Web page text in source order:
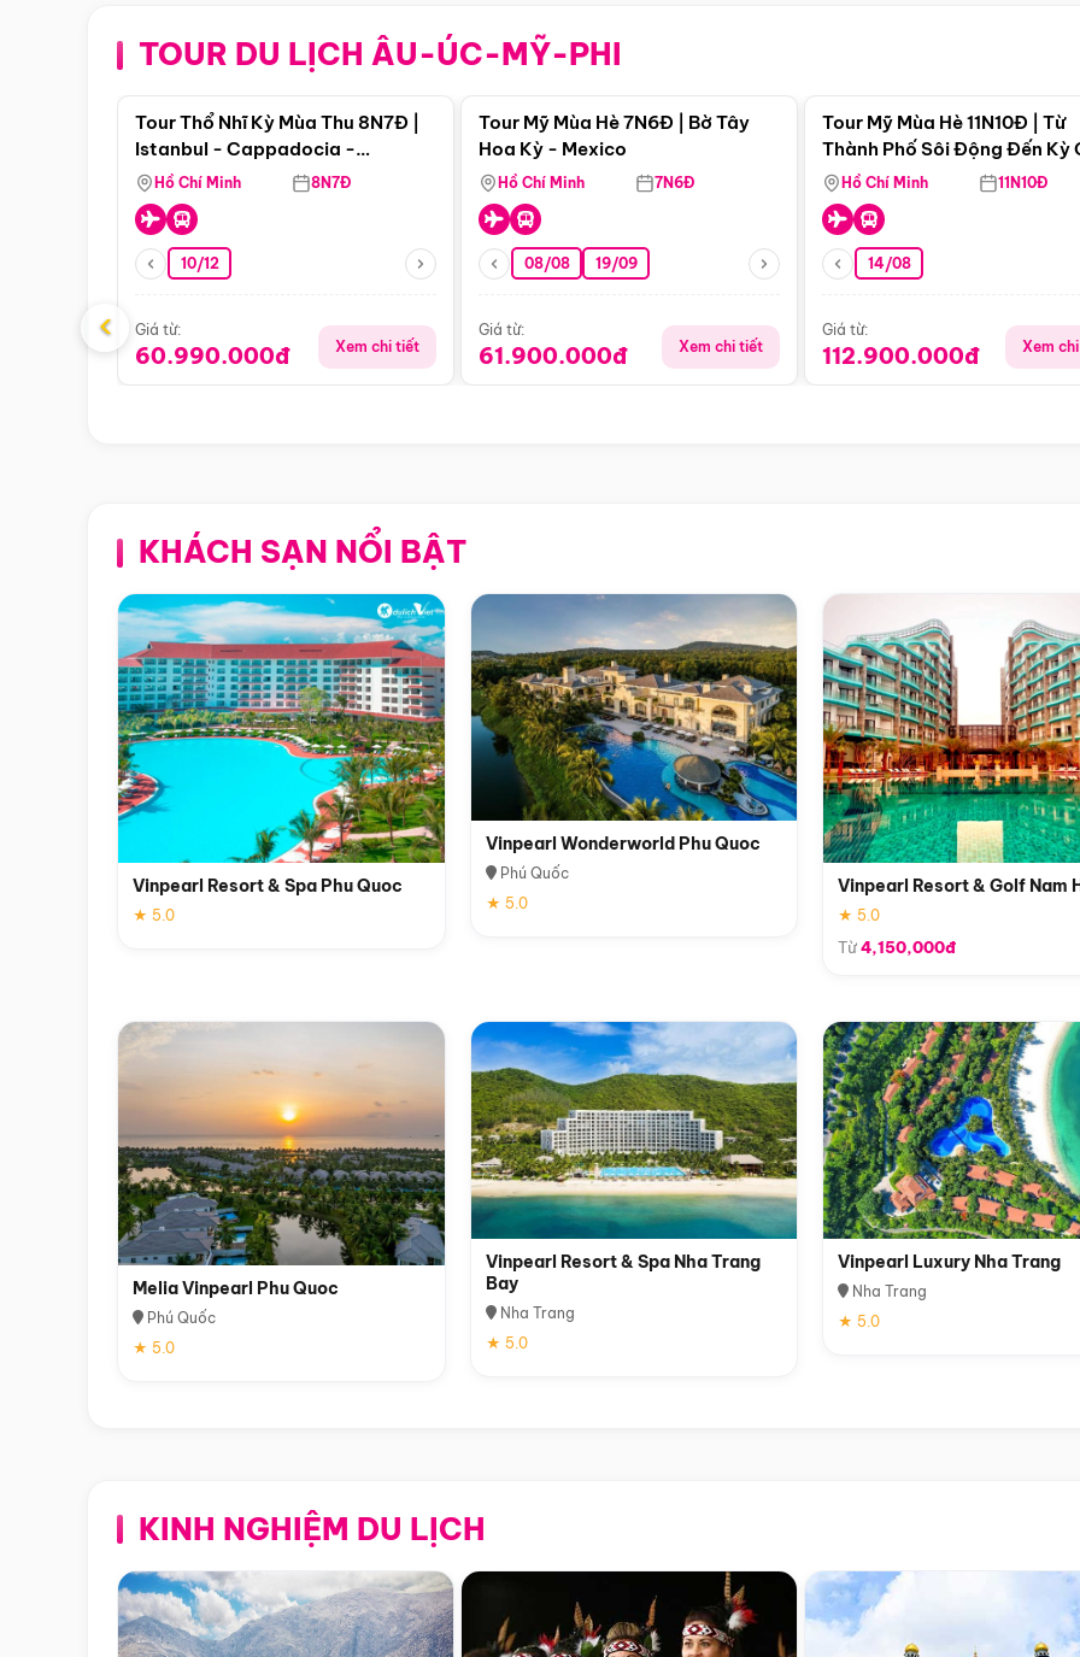
TOUR DU LỊCH ÂU-ÚC-MỸ-PHI
Điểm nổi bật
Tour Thổ Nhĩ Kỳ Mùa Thu 8N7Đ |
Istanbul - Cappadocia -
Pamukkale
Hồ Chí Minh 8N7Đ
10/12
Giá từ:
60.990.000đ Xem chi tiết
Tour Mỹ Mùa Hè 7N6Đ | Bờ Tây
Hoa Kỳ - Mexico
Hồ Chí Minh 7N6Đ
08/08 19/09
Giá từ:
61.900.000đ Xem chi tiết
Tour Mỹ Mùa Hè 11N10Đ | Từ
Thành Phố Sôi Động Đến Kỳ
Thiên Nhiên Mỹ
Hồ Chí Minh 11N10Đ
14/08
Giá từ:
112.900.000đ Xem
‹
KHÁCH SẠN NỔI BẬT
Vinpearl Resort & Spa Phu Quoc
★ 5.0
Vinpearl Wonderworld Phu Quoc
Phú Quốc
★ 5.0
Vinpearl Resort & Golf Nam
★ 5.0
Từ4,150,000đ
Melia Vinpearl Phu Quoc
Phú Quốc
★ 5.0
Vinpearl Resort & Spa Nha Trang
Bay
Nha Trang
★ 5.0
Vinpearl Luxury Nha Trang
Nha Trang
★ 5.0
KINH NGHIỆM DU LỊCH